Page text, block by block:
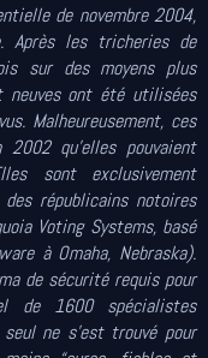
de novembre 2004,
Après les tricheries de
sur des moyens plus
neuves ont été utilisées
Malheureusement, ces
qu’elles pouvaient
sont exclusivement
républicains notoires
Voting Systems, basé
à Omaha, Nebraska).
de sécurité requis pour
de 1600 spécialistes
ne s’est trouvé pour